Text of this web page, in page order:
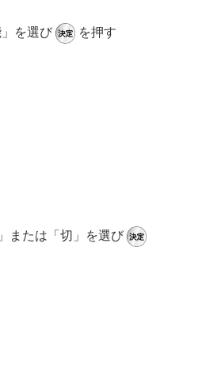
」を選び を押す
または「切」を選び